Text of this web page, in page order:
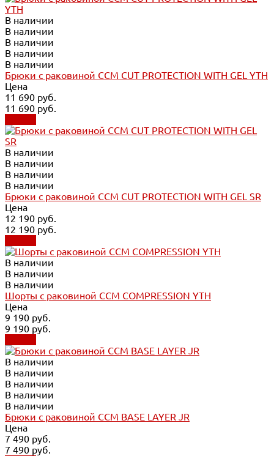
В наличии
В наличии
В наличии
В наличии
В наличии
Брюки с раковиной CCM CUT PROTECTION WITH GEL YTH
Цена
11 690 руб.
11 690 руб.
В наличии
В наличии
В наличии
В наличии
Брюки с раковиной CCM CUT PROTECTION WITH GEL SR
Цена
12 190 руб.
12 190 руб.
В наличии
В наличии
В наличии
Шорты с раковиной CCM COMPRESSION YTH
Цена
9 190 руб.
9 190 руб.
В наличии
В наличии
В наличии
В наличии
В наличии
Брюки с раковиной CCM BASE LAYER JR
Цена
7 490 руб.
7 490 руб.